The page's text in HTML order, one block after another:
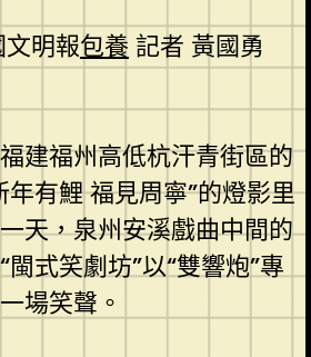
文明報包養 記者 黃國勇
建福州高低杭汗青街區的
年有鯉 福見周寧”的燈影里
天，泉州安溪戲曲中間的
式笑劇坊”以“雙響炮”專
場笑聲。